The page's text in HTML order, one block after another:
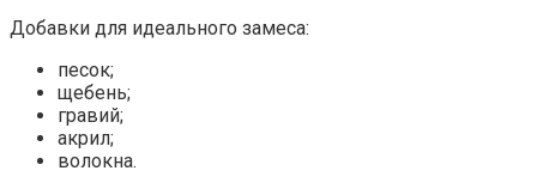
Добавки для идеального замеса:
песок;
щебень;
гравий;
акрил;
волокна.